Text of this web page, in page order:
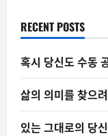
돌
아
질
문
RECENT POSTS
혹시 당신도 수동
삶의 의미를 찾으
있는 그대로의 당